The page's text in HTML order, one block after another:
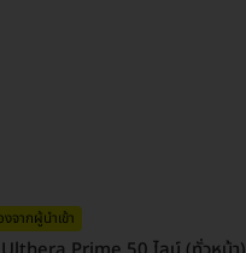
งจากผู้นำเข้า